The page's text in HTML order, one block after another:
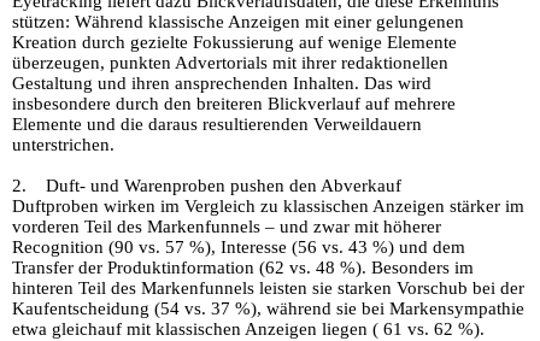
stützen: Während klassische Anzeigen mit einer gelungenen
Kreation durch gezielte Fokussierung auf wenige Elemente
überzeugen, punkten Advertorials mit ihrer redaktionellen
Gestaltung und ihren ansprechenden Inhalten. Das wird
insbesondere durch den breiteren Blickverlauf auf mehrere
Elemente und die daraus resultierenden Verweildauern
unterstrichen.
2. Duft- und Warenproben pushen den Abverkauf
Duftproben wirken im Vergleich zu klassischen Anzeigen stärker im
vorderen Teil des Markenfunnels – und zwar mit höherer
Recognition (90 vs. 57 %), Interesse (56 vs. 43 %) und dem
Transfer der Produktinformation (62 vs. 48 %). Besonders im
hinteren Teil des Markenfunnels leisten sie starken Vorschub bei der
Kaufentscheidung (54 vs. 37 %), während sie bei Markensympathie
etwa gleichauf mit klassischen Anzeigen liegen ( 61 vs. 62 %).